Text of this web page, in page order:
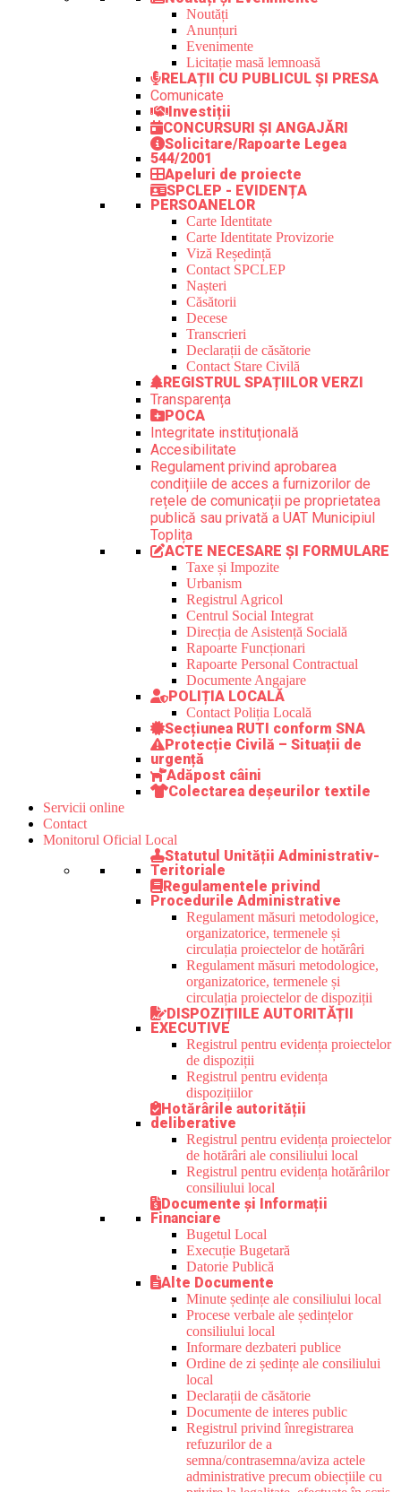
Noutăți
Anunțuri
Evenimente
Licitație masă lemnoasă
RELAȚII CU PUBLICUL ȘI PRESA
Comunicate
Investiții
CONCURSURI ȘI ANGAJĂRI
Solicitare/Rapoarte Legea
544/2001
Apeluri de proiecte
SPCLEP - EVIDENȚA
PERSOANELOR
Carte Identitate
Carte Identitate Provizorie
Viză Reședință
Contact SPCLEP
Nașteri
Căsătorii
Decese
Transcrieri
Declarații de căsătorie
Contact Stare Civilă
REGISTRUL SPAȚIILOR VERZI
Transparența
POCA
Integritate instituțională
Accesibilitate
Regulament privind aprobarea
condițiile de acces a furnizorilor de
rețele de comunicații pe proprietatea
publică sau privată a UAT Municipiul
Toplița
ACTE NECESARE ȘI FORMULARE
Taxe și Impozite
Urbanism
Registrul Agricol
Centrul Social Integrat
Direcția de Asistență Socială
Rapoarte Funcționari
Rapoarte Personal Contractual
Documente Angajare
POLIȚIA LOCALĂ
Contact Poliția Locală
Secțiunea RUTI conform SNA
Protecție Civilă – Situații de
urgență
Adăpost câini
Colectarea deșeurilor textile
Servicii online
Contact
Monitorul Oficial Local
Statutul Unității Administrativ-
Teritoriale
Regulamentele privind
Procedurile Administrative
Regulament măsuri metodologice,
organizatorice, termenele și
circulația proiectelor de hotărâri
Regulament măsuri metodologice,
organizatorice, termenele și
circulația proiectelor de dispoziții
DISPOZIȚIILE AUTORITĂȚII
EXECUTIVE
Registrul pentru evidența proiectelor
de dispoziții
Registrul pentru evidența
dispozițiilor
Hotărârile autorității
deliberative
Registrul pentru evidența proiectelor
de hotărâri ale consiliului local
Registrul pentru evidența hotărârilor
consiliului local
Documente și Informații
Financiare
Bugetul Local
Execuție Bugetară
Datorie Publică
Alte Documente
Minute ședințe ale consiliului local
Procese verbale ale ședințelor
consiliului local
Informare dezbateri publice
Ordine de zi ședințe ale consiliului
local
Declarații de căsătorie
Documente de interes public
Registrul privind înregistrarea
refuzurilor de a
semna/contrasemna/aviza actele
administrative precum obiecțiile cu